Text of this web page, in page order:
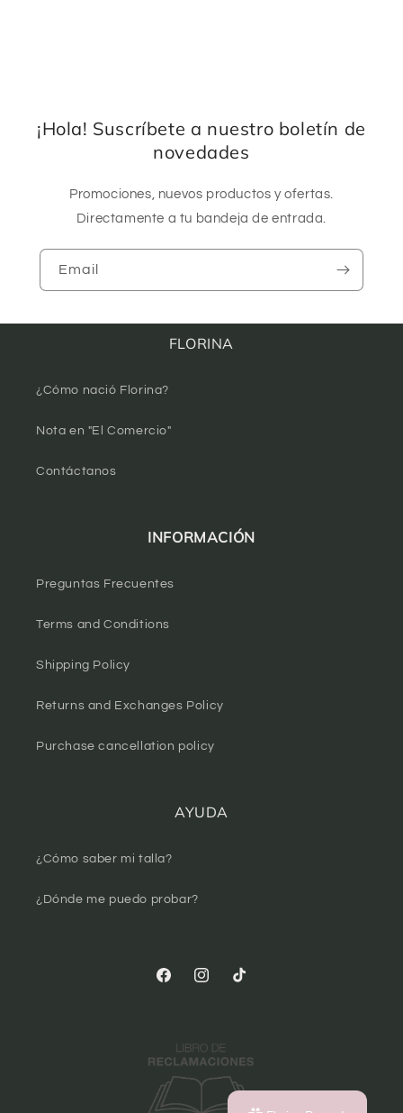
¡Hola! Suscríbete a nuestro boletín de
novedades
Promociones, nuevos productos y ofertas.
Directamente a tu bandeja de entrada.
Email
FLORINA
¿Cómo nació Florina?
Nota en "El Comercio"
Contáctanos
INFORMACIÓN
Preguntas Frecuentes
Terms and Conditions
Shipping Policy
Returns and Exchanges Policy
Purchase cancellation policy
AYUDA
¿Cómo saber mi talla?
¿Dónde me puedo probar?
FacebookInstagramTikTok